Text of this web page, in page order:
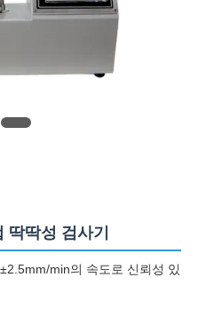
딱성 검사기
min의 속도로 신뢰성 있